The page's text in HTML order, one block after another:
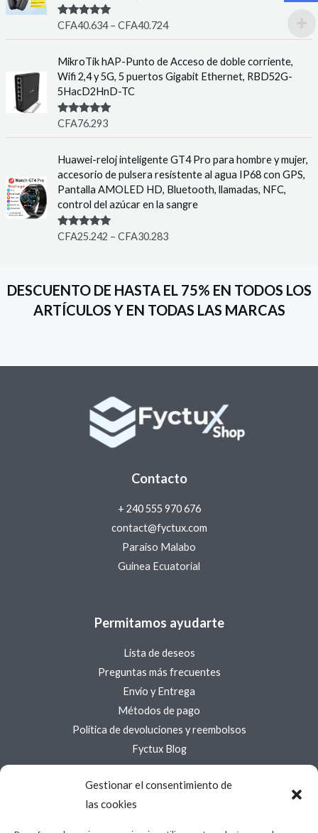
Gestionar el consentimiento de
las cookies
Rated5.00
CFA40.634– CFA40.724
MikroTik hAP-Punto de Acceso de doble corriente,
Wifi 2,4 y 5G, 5 puertos Gigabit Ethernet, RBD52G-
5HacD2HnD-TC
Rated5.00
CFA76.293
Huawei-reloj inteligente GT4 Pro para hombre y mujer,
accesorio de pulsera resistente al agua IP68 con GPS,
Pantalla AMOLED HD, Bluetooth, llamadas, NFC,
control del azúcar en la sangre
Rated5.00
CFA25.242 – CFA30.283
DESCUENTO DE HASTA EL 75% EN TODOS LOS
ARTÍCULOS Y EN TODAS LAS MARCAS
Contacto
+ 240 555 970 676
contact@fyctux.com
Paraiso Malabo
Guinea Ecuatorial
Permitamos ayudarte
Lista de deseos
Preguntas más frecuentes
Envío y Entrega
Métodos de pago
Política de devoluciones y reembolsos
Fyctux Blog
Acerca de Fyctux